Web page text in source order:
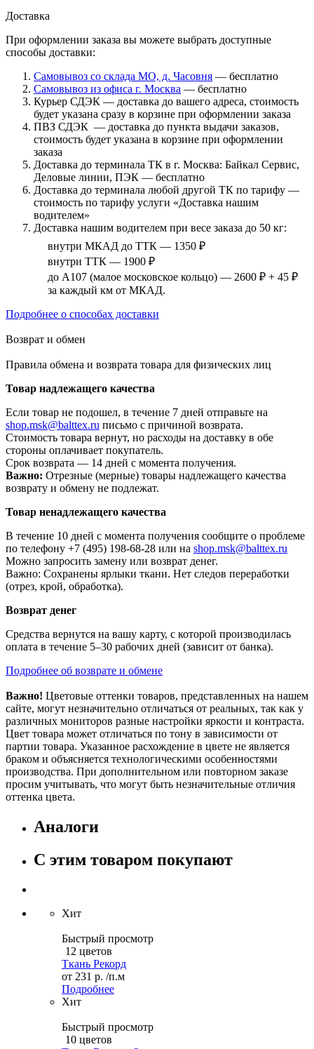
Доставка
При оформлении заказа вы можете выбрать доступные
способы доставки:
Самовывоз со склада МО, д. Часовня — бесплатно
Самовывоз из офиса г. Москва — бесплатно
Курьер СДЭК — доставка до вашего адреса, стоимость
будет указана сразу в корзине при оформлении заказа
ПВЗ СДЭК — доставка до пункта выдачи заказов,
стоимость будет указана в корзине при оформлении
заказа
Доставка до терминала ТК в г. Москва: Байкал Сервис,
Деловые линии, ПЭК — бесплатно
Доставка до терминала любой другой ТК по тарифу —
стоимость по тарифу услуги «Доставка нашим
водителем»
Доставка нашим водителем при весе заказа до 50 кг:
внутри МКАД до ТТК — 1350 ₽
внутри ТТК — 1900 ₽
до А107 (малое московское кольцо) — 2600 ₽ + 45 ₽
за каждый км от МКАД.
Подробнее о способах доставки
Возврат и обмен
Правила обмена и возврата товара для физических лиц
Товар надлежащего качества
Если товар не подошел, в течение 7 дней отправьте на
shop.msk@balttex.ru письмо с причиной возврата.
Стоимость товара вернут, но расходы на доставку в обе
стороны оплачивает покупатель.
Срок возврата — 14 дней с момента получения.
Важно: Отрезные (мерные) товары надлежащего качества
возврату и обмену не подлежат.
Товар ненадлежащего качества
В течение 10 дней с момента получения сообщите о проблеме
по телефону +7 (495) 198-68-28 или на shop.msk@balttex.ru
Можно запросить замену или возврат денег.
Важно: Сохранены ярлыки ткани. Нет следов переработки
(отрез, крой, обработка).
Возврат денег
Средства вернутся на вашу карту, с которой производилась
оплата в течение 5–30 рабочих дней (зависит от банка).
Подробнее об возврате и обмене
Важно! Цветовые оттенки товаров, представленных на нашем
сайте, могут незначительно отличаться от реальных, так как у
различных мониторов разные настройки яркости и контраста.
Цвет товара может отличаться по тону в зависимости от
партии товара. Указанное расхождение в цвете не является
браком и объясняется технологическими особенностями
производства. При дополнительном или повторном заказе
просим учитывать, что могут быть незначительные отличия
оттенка цвета.
Аналоги
С этим товаром покупают
Хит
Быстрый просмотр
12 цветов
Ткань Рекорд
от 231 р. /п.м
Подробнее
Хит
Быстрый просмотр
10 цветов